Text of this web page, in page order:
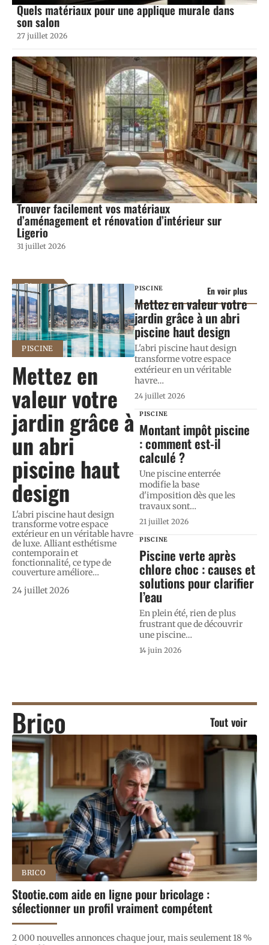
Quels matériaux pour une applique murale dans
son salon
27 juillet 2026
Trouver facilement vos matériaux
d’aménagement et rénovation d’intérieur sur
Ligerio
31 juillet 2026
Piscine En voir plus
PISCINE
Mettez en
valeur votre
jardin grâce à
un abri
piscine haut
design
L'abri piscine haut design
transforme votre espace
extérieur en un véritable havre
de luxe. Alliant esthétisme
contemporain et
fonctionnalité, ce type de
couverture améliore…
24 juillet 2026
PISCINE
Mettez en valeur votre
jardin grâce à un abri
piscine haut design
L'abri piscine haut design
transforme votre espace
extérieur en un véritable
havre…
24 juillet 2026
PISCINE
Montant impôt piscine
: comment est-il
calculé ?
Une piscine enterrée
modifie la base
d'imposition dès que les
travaux sont…
21 juillet 2026
PISCINE
Piscine verte après
chlore choc : causes et
solutions pour clarifier
l’eau
En plein été, rien de plus
frustrant que de découvrir
une piscine…
14 juin 2026
Brico Tout voir
BRICO
Stootie.com aide en ligne pour bricolage :
sélectionner un profil vraiment compétent
2 000 nouvelles annonces chaque jour, mais seulement 18 %